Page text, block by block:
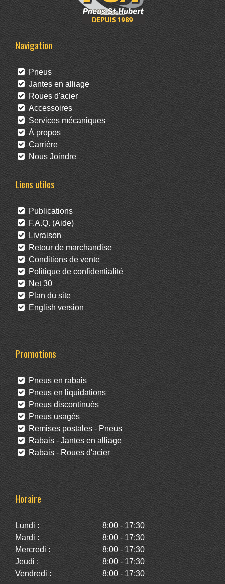
Navigation
Pneus
Jantes en alliage
Roues d'acier
Accessoires
Services mécaniques
À propos
Carrière
Nous Joindre
Liens utiles
Publications
F.A.Q. (Aide)
Livraison
Retour de marchandise
Conditions de vente
Politique de confidentialité
Net 30
Plan du site
English version
Promotions
Pneus en rabais
Pneus en liquidations
Pneus discontinués
Pneus usagés
Remises postales - Pneus
Rabais - Jantes en alliage
Rabais - Roues d'acier
Horaire
Lundi :
8:00 - 17:30
Mardi :
8:00 - 17:30
Mercredi :
8:00 - 17:30
Jeudi :
8:00 - 17:30
Vendredi :
8:00 - 17:30